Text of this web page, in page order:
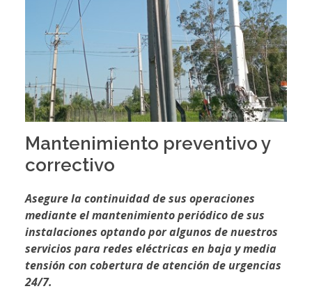
Mantenimiento preventivo y
correctivo
Asegure la continuidad de sus operaciones
mediante el mantenimiento periódico de sus
instalaciones optando por algunos de nuestros
servicios para redes eléctricas en baja y media
tensión con cobertura de atención de urgencias
24/7.